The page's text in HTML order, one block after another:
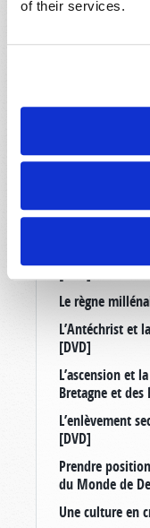
of their services.
Médias
Comprendre
Monde de
Échappez à la
Élever de bons
Le règne
L’Antéchrist et
[DVD]
L’ascension et
Bretagne et des
L’enlèvement
[DVD]
Prendre
du Monde de
Une culture en